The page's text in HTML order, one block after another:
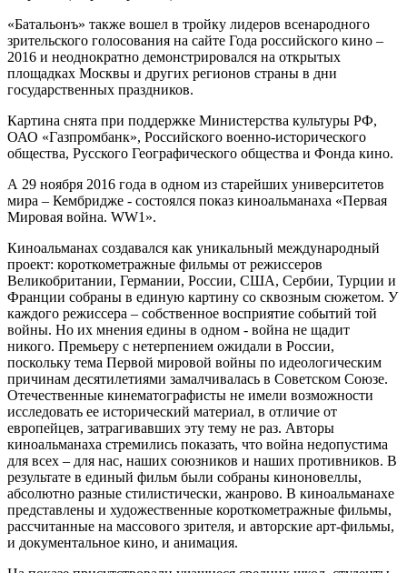
«Батальонъ» также вошел в тройку лидеров всенародного
зрительского голосования на сайте Года российского кино –
2016 и неоднократно демонстрировался на открытых
площадках Москвы и других регионов страны в дни
государственных праздников.
Картина снята при поддержке Министерства культуры РФ,
ОАО «Газпромбанк», Российского военно-исторического
общества, Русского Географического общества и Фонда кино.
А 29 ноября 2016 года в одном из старейших университетов
мира – Кембридже - состоялся показ киноальманаха «Первая
Мировая война. WW1».
Киноальманах создавался как уникальный международный
проект: короткометражные фильмы от режиссеров
Великобритании, Германии, России, США, Сербии, Турции и
Франции собраны в единую картину со сквозным сюжетом. У
каждого режиссера – собственное восприятие событий той
войны. Но их мнения едины в одном - война не щадит
никого. Премьеру с нетерпением ожидали в России,
поскольку тема Первой мировой войны по идеологическим
причинам десятилетиями замалчивалась в Советском Союзе.
Отечественные кинематографисты не имели возможности
исследовать ее исторический материал, в отличие от
европейцев, затрагивавших эту тему не раз. Авторы
киноальманаха стремились показать, что война недопустима
для всех – для нас, наших союзников и наших противников. В
результате в единый фильм были собраны киноновеллы,
абсолютно разные стилистически, жанрово. В киноальманахе
представлены и художественные короткометражные фильмы,
рассчитанные на массового зрителя, и авторские арт-фильмы,
и документальное кино, и анимация.